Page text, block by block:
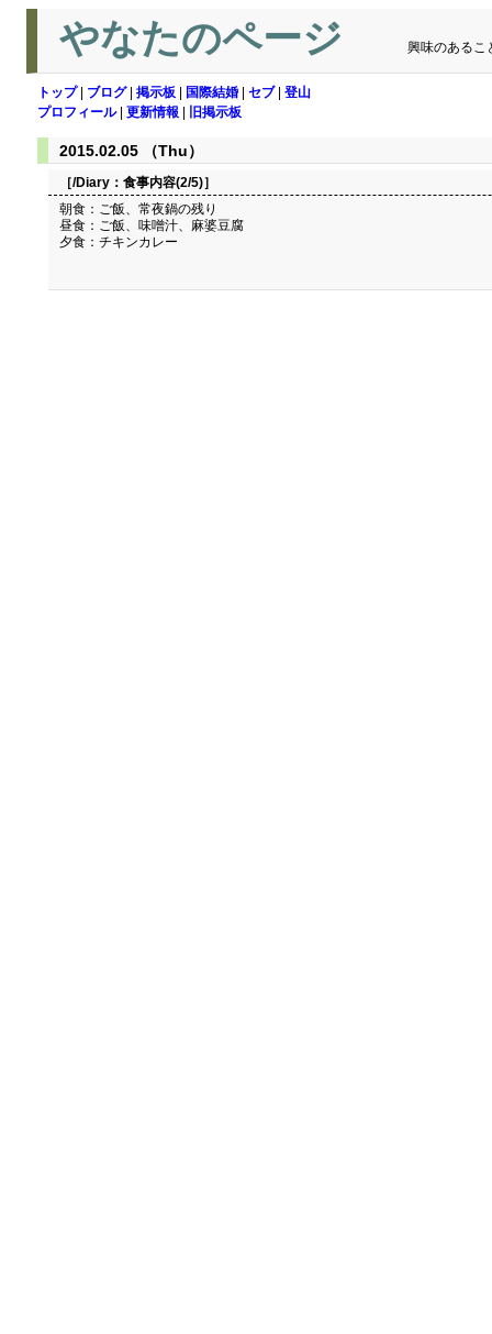
やなたのページ 興味のあるこ
トップ| ブログ| 掲示板 国際結婚 セブ| 登山
プロフィール| 更新情報 旧掲示板
2015.02.05 （Thu）
［/Diary： 食事内容(2/5)］
朝食：ご飯、常夜鍋の残り
昼食：ご飯、味噌汁、麻婆豆腐
夕食：チキンカレー